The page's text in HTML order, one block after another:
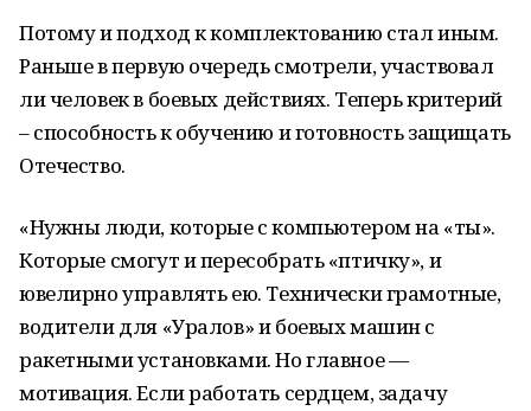
Потому и подход к комплектованию стал иным.
Раньше в первую очередь смотрели, участвовал
ли человек в боевых действиях. Теперь критерий
– способность к обучению и готовность защищать
Отечество.
«Нужны люди, которые с компьютером на «ты».
Которые смогут и пересобрать «птичку», и
ювелирно управлять ею. Технически грамотные,
водители для «Уралов» и боевых машин с
ракетными установками. Но главное —
мотивация. Если работать сердцем, задачу